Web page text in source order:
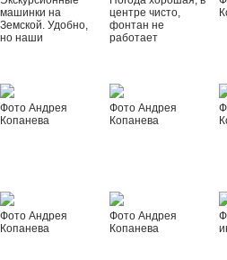
машинки на
Земской. Удобно,
но наши
центре чисто,
фонтан не
работает
Фото Андрея
Копанева
Фото Андрея
Копанева
Фото Андрея
Копанева
Фото Андрея
Копанева